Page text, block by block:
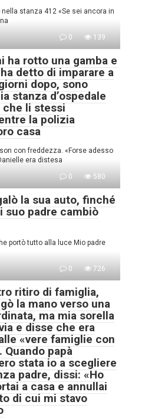
nella stanza 412 «Se sei ancora in
0 139
ha rotto una gamba e
detto di imparare a
dopo, sono
stanza d’ospedale
che li stessi
la polizia
casa
con freddezza. «Forse adesso
era distesa
0 580
la sua auto, finché
suo padre cambiò
portò tutto alla luce Mio padre
0 726
ritiro di famiglia,
la mano verso una
ma mia sorella
e disse che era
«vere famiglie con
Quando papà
stata io a scegliere
padre, dissi: «Ho
a casa e annullai
di cui mi stavo